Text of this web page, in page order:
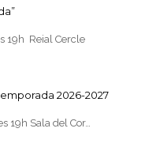
19h Reial Cercle
2026-2027
19h Sala del Cor…